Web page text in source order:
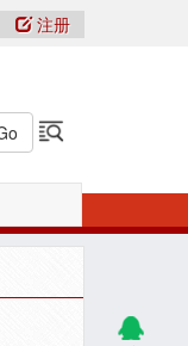
注册